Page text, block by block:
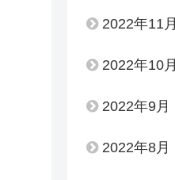
2022年11月
2022年10月
2022年9月
2022年8月